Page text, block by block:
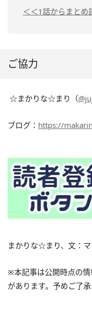
＜＜1話からまとめ
ご協力
☆まかりな☆まり（
ブログ： https://
まかりな☆まり、文：マ
※本記事は公開時点の
があります。予めご了承